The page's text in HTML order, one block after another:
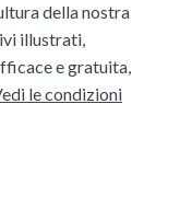
della nostra
illustrati,
e gratuita,
le condizioni